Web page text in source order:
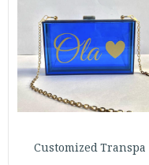
Customized Transpa